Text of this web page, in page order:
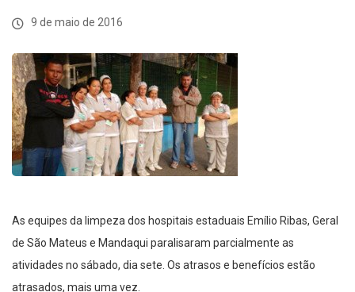
9 de maio de 2016
As equipes da limpeza dos hospitais estaduais Emílio Ribas, Geral
de São Mateus e Mandaqui paralisaram parcialmente as
atividades no sábado, dia sete. Os atrasos e benefícios estão
atrasados, mais uma vez.